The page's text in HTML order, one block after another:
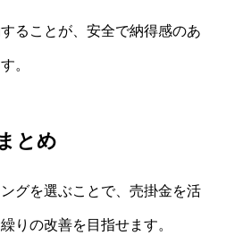
ることが、安全で納得感のあ
。
まとめ
グを選ぶことで、売掛金を活
りの改善を目指せます。